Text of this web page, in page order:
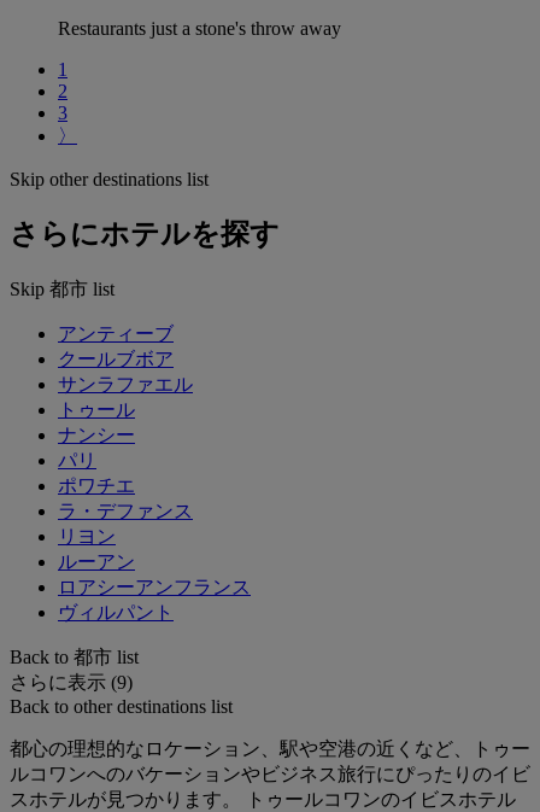
Restaurants just a stone's throw away
1
2
3
〉
Skip other destinations list
さらにホテルを探す
Skip 都市 list
アンティーブ
クールブボア
サンラファエル
トゥール
ナンシー
パリ
ポワチエ
ラ・デファンス
リヨン
ルーアン
ロアシーアンフランス
ヴィルパント
Back to 都市 list
さらに表示 (9)
Back to other destinations list
都心の理想的なロケーション、駅や空港の近くなど、トゥー
ルコワンへのバケーションやビジネス旅行にぴったりのイビ
スホテルが見つかります。 トゥールコワンのイビスホテル